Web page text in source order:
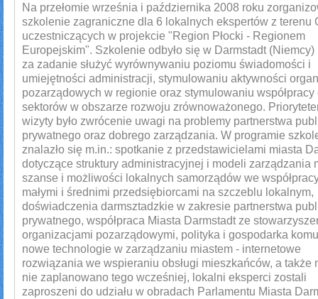
Na przełomie września i października 2008 roku
szkolenie zagraniczne dla 6 lokalnych ekspertów z terenu
uczestniczących w projekcie "Region Płocki - Regionem
Europejskim". Szkolenie odbyło się w Darmstadt (Niemcy)
za zadanie służyć wyrównywaniu poziomu świadomości i
umiejętności administracji, stymulowaniu aktywności
pozarządowych w regionie oraz stymulowaniu współpracy
sektorów w obszarze rozwoju zrównoważonego.
wizyty było zwrócenie uwagi na problemy partnerstwa
prywatnego oraz dobrego zarządzania. W programie
znalazło się m.in.: spotkanie z przedstawicielami miasta
dotyczące struktury administracyjnej i modeli zarządzania
szanse i możliwości lokalnych samorządów we
małymi i średnimi przedsiębiorcami na szczeblu lokalnym,
doświadczenia darmsztadzkie w zakresie partnerstwa
prywatnego, współpraca Miasta Darmstadt ze
organizacjami pozarządowymi, polityka i gospodarka
nowe technologie w zarządzaniu miastem - internetowe
rozwiązania we wspieraniu obsługi mieszkańców, a także
nie zaplanowano tego wcześniej, lokalni eksperci zostali
zaproszeni do udziału w obradach Parlamentu Miasta